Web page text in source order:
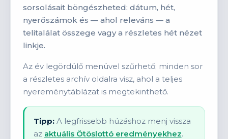
sorsolásait böngészheted: dátum, hét,
nyerőszámok és — ahol releváns — a
telitalálat összege vagy a részletes hét nézet
linkje.
Az év legördülő menüvel szűrhető; minden sor
a részletes archív oldalra visz, ahol a teljes
nyereménytáblázat is megtekinthető.
Tipp:A legfrissebb húzáshoz menj vissza
az aktuális Ötöslottó eredményekhez.